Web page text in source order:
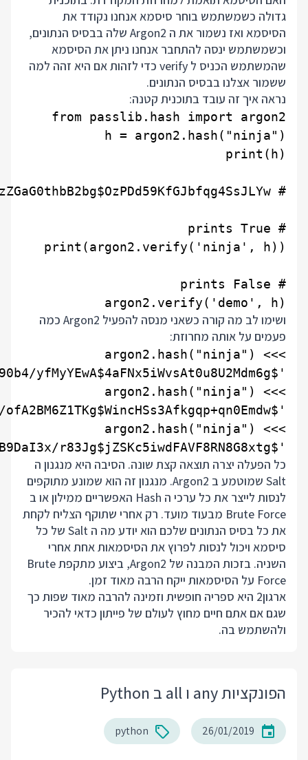
גדולה כשמשתמש בוחר סיסמא אנחנו נקודד את
הסיסמא ואז נשמור את ה Argon2 שלה בבסיס הנתונים,
וכשמשתמש ינסה להתחבר אנחנו ניתן את הסיסמא
שהמשתמש הכניס ל verify כדי לזהות אם היא זהה למה
ששמור אצלנו בבסיס הנתונים.
נראה איך זה עובד בתוכנית קטנה:
argon2.verify('demo', h)
ושימו לב מה קורה כשאני מנסה להפעיל Argon2 כמה
פעמים על אותה מחרוזת:
'$argon2i$v=19$m=102400,t=2,p=8$8D6nVArh/B9DaI3x/r83Jg$jZSKc5iwdFAVF8RN8G8xtg'
כל הפעלה יצרה תוצאה קצת שונה. הסיבה היא מנגנון ה
Salt שמוטמע ב Argon2. מנגנון זה הוא שמונע מתוקפים
לנסות לייצר את כל ערכי ה Hash האפשריים ממילון או ב
Brute Force מבעוד מועד. רק אחרי שתוקף הצליח לקחת
את כל בסיס הנתונים שלכם הוא יודע מה ה Salt של כל
סיסמא ויכול לנסות לפרוץ את הסיסמאות אחת אחרי
השניה. בזכות המבנה של Argon2, ביצוע מתקפת Brute
Force על הסיסמאות ייקח הרבה מאוד זמן.
ארגון2 היא ספריה חופשית וזמינה להרבה מאוד שפות כך
שגם אם אתם חיים מחוץ לעולם של פייתון כדאי להכיר
ולהשתמש בה.
הפונקציות any ו all ב Python
26/01/2019
python